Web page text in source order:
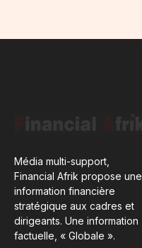
Média multi-support,
Financial Afrik propose une
information financière
stratégique aux cadres et
dirigeants. Une information
factuelle, « Globale ».